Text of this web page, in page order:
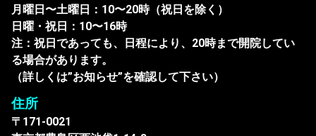
月曜日〜土曜日：10〜20時（祝日を除く）
日曜・祝日：10〜16時
注：祝日であっても、日程により、20時まで開院してい
る場合があります。
（詳しくは”お知らせ”を確認して下さい）
住所
〒171-0021